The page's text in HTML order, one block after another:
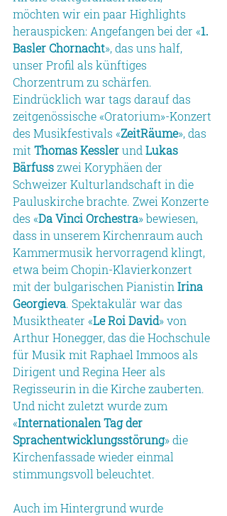
möchten wir ein paar Highlights
herauspicken: Angefangen bei der «1.
Basler Chornacht», das uns half,
unser Profil als künftiges
Chorzentrum zu schärfen.
Eindrücklich war tags darauf das
zeitgenössische «Oratorium»-Konzert
des Musikfestivals «ZeitRäume», das
mit Thomas Kessler und Lukas
Bärfuss zwei Koryphäen der
Schweizer Kulturlandschaft in die
Pauluskirche brachte. Zwei Konzerte
des «Da Vinci Orchestra» bewiesen,
dass in unserem Kirchenraum auch
Kammermusik hervorragend klingt,
etwa beim Chopin-Klavierkonzert
mit der bulgarischen Pianistin Irina
Georgieva. Spektakulär war das
Musiktheater «Le Roi David» von
Arthur Honegger, das die Hochschule
für Musik mit Raphael Immoos als
Dirigent und Regina Heer als
Regisseurin in die Kirche zauberten.
Und nicht zuletzt wurde zum
«Internationalen Tag der
Sprachentwicklungsstörung» die
Kirchenfassade wieder einmal
stimmungsvoll beleuchtet.
Auch im Hintergrund wurde